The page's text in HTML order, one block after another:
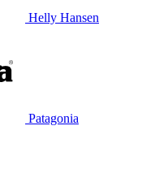
Helly Hansen
Patagonia